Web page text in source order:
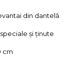
din dantelă
și ținute
cm